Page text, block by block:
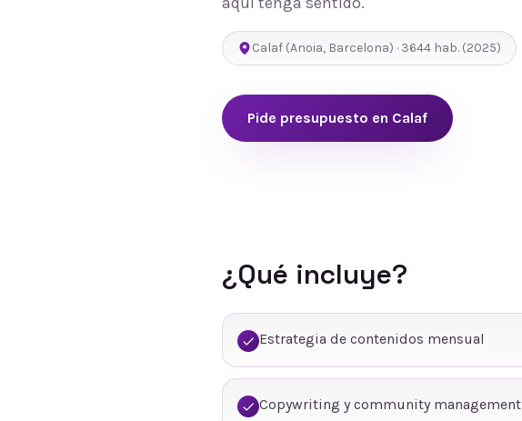
Calaf (Anoia, Barcelona) · 3644 hab. (2025)
Pide presupuesto en Calaf
¿Qué incluye?
Estrategia de contenidos mensual
Copywriting y community management